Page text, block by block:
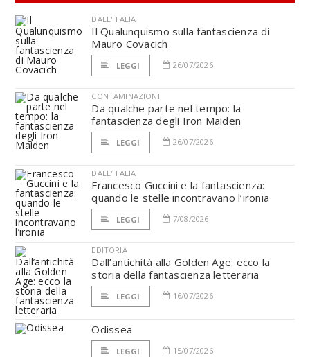
DALL'ITALIA
Il Qualunquismo sulla fantascienza di
Mauro Covacich
LEGGI 26/07/2026
CONTAMINAZIONI
Da qualche parte nel tempo: la
fantascienza degli Iron Maiden
LEGGI 26/07/2026
DALL'ITALIA
Francesco Guccini e la fantascienza:
quando le stelle incontravano l’ironia
LEGGI 7/08/2026
EDITORIA
Dall’antichità alla Golden Age: ecco la
storia della fantascienza letteraria
LEGGI 16/07/2026
Odissea
LEGGI 15/07/2026